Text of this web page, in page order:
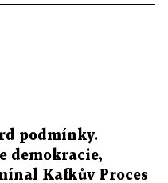
podmínky.
demokracie,
Kafkův Proces